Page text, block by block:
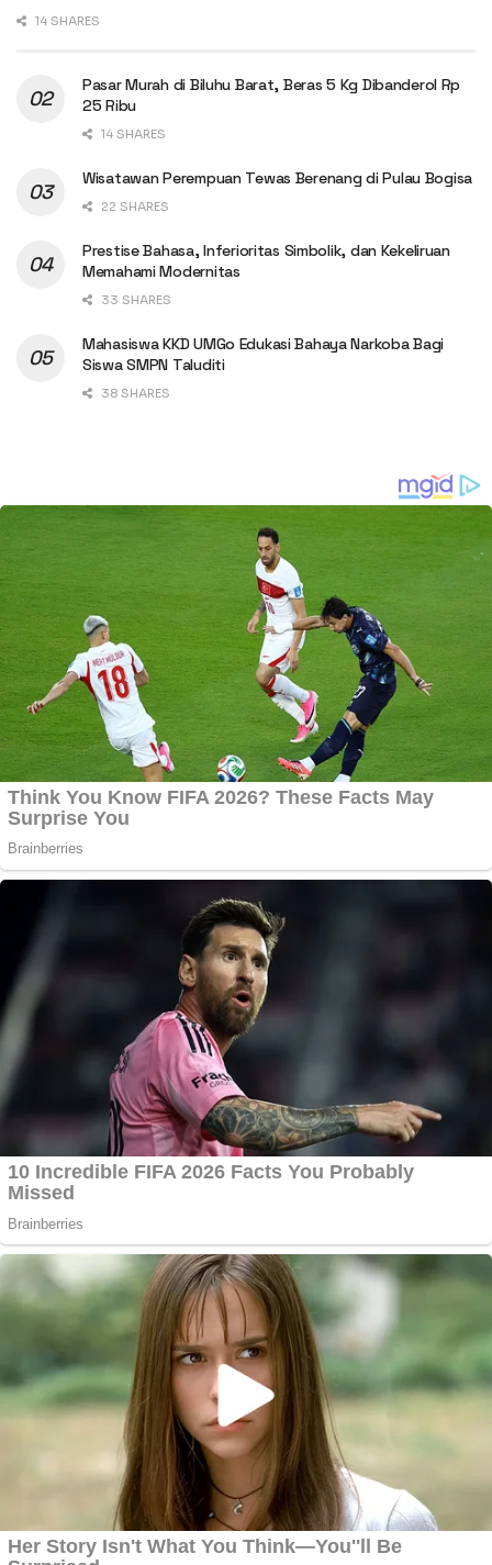
14 SHARES
Pasar Murah di Biluhu Barat, Beras 5 Kg Dibanderol Rp
25 Ribu
14 SHARES
Wisatawan Perempuan Tewas Berenang di Pulau Bogisa
22 SHARES
Prestise Bahasa, Inferioritas Simbolik, dan Kekeliruan
Memahami Modernitas
33 SHARES
Mahasiswa KKD UMGo Edukasi Bahaya Narkoba Bagi
Siswa SMPN Taluditi
38 SHARES